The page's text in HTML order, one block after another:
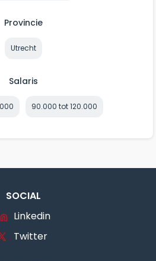
Provincie
Utrecht
Salaris
90.000 tot 120.000
SOCIAL
Linkedin
Twitter